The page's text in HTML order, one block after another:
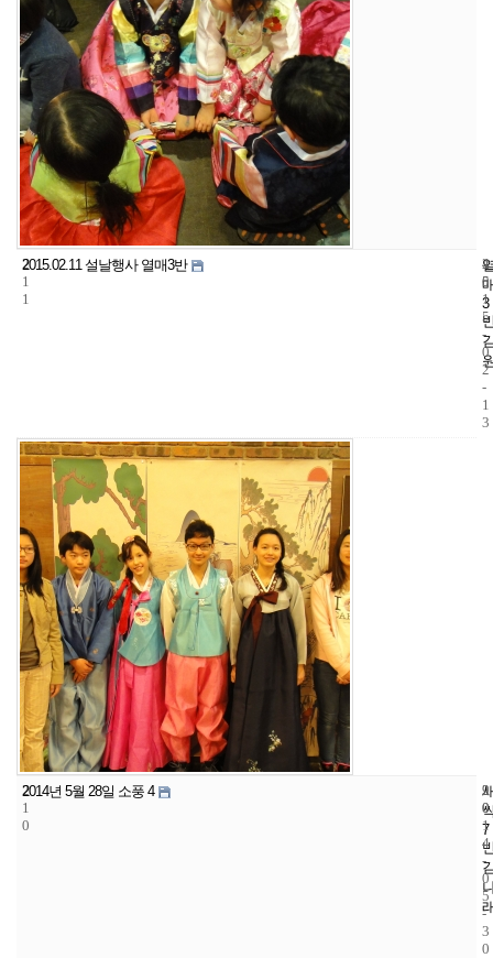
2
1
1
2015.02.11 설날행사 열매3반
3
4
5
2
0
1
5
-
0
2
-
1
3
2
1
0
2014년 5월 28일 소풍 4
7
9
0
2
0
1
4
-
0
5
-
3
0